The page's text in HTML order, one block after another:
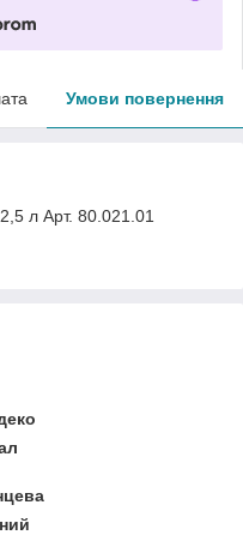
Умови повернення
л Арт. 80.021.01